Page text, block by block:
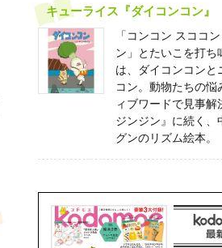
キューライス『ダイコンコン』
「コンコン スココ
ン」とたいこを打ち
は、ダイコンコンと
コン。動物たちの悩
ィブワードで見事解
ジンジン』に続く、
グンのリズム絵本。